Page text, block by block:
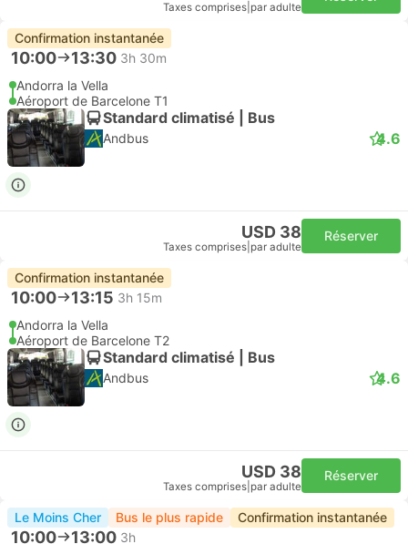
Taxes comprises par adulte
Confirmation instantanée
10:00 13:30 3h 30m
Andorra la Vella
Aéroport de Barcelone T1
Standard climatisé | Bus
Andbus 4.6
USD 38
Taxes comprises par adulte
Réserver
Confirmation instantanée
10:00 13:15 3h 15m
Andorra la Vella
Aéroport de Barcelone T2
Standard climatisé | Bus
Andbus 4.6
USD 38
Taxes comprises par adulte
Réserver
Le Moins Cher Bus le plus rapide Confirmation instantanée
10:00 13:00 3h